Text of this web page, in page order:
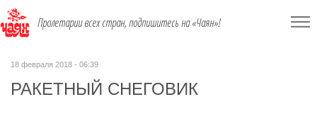
Пролетарии всех стран, подпишитесь на «Чаян»!
18 февраля 2018 - 06:39
РАКЕТНЫЙ СНЕГОВИК